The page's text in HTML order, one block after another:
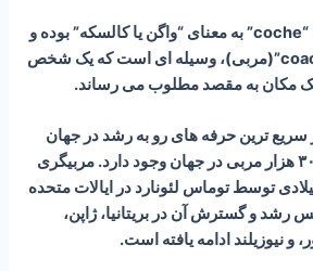
در انگلیسی میانه، واژه “coche” به معنای “واگن یا کالسکه” بوده و
ترجمه تحت الفظی “coach”(مربی)، وسیله ای است که یک شخص
یک مکان به مقصد مطلوب می رساند.
سریع ترین حرفه های رو به رشد در جهان
است و طبق برآوردها، ۳۰ هزار مربی در جهان وجود دارد. مربیگری
اواسط سال ۱۹۸۰ میلادی توسط توماس لئونارد در ایالات متحده
رشد و گسترش آن در بریتانیا، ژاپن،
و نیوزیلند ادامه یافته است.